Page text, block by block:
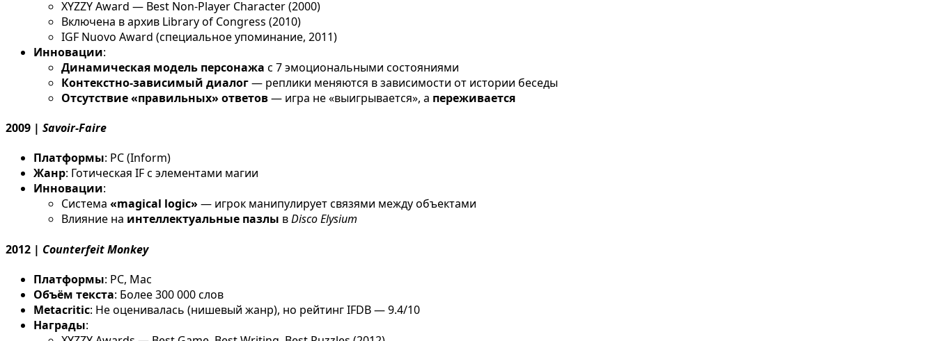
XYZZY Award — Best Non-Player Character (2000)
Включена в архив Library of Congress (2010)
IGF Nuovo Award (специальное упоминание, 2011)
Инновации:
Динамическая модель персонажа с 7 эмоциональными состояниями
Контекстно-зависимый диалог— реплики меняются в зависимости от истории беседы
Отсутствие «правильных» ответов— игра не «выигрывается», а переживается
2009 | Savoir-Faire
Платформы: PC (Inform)
Жанр: Готическая IF с элементами магии
Инновации:
Система «magical logic»— игрок манипулирует связями между объектами
Влияние на интеллектуальные пазлы вDisco Elysium
2012 | Counterfeit Monkey
Платформы: PC, Mac
Объём текста: Более 300 000 слов
Metacritic: Не оценивалась (нишевый жанр), но рейтинг IFDB — 9.4/10
Награды: